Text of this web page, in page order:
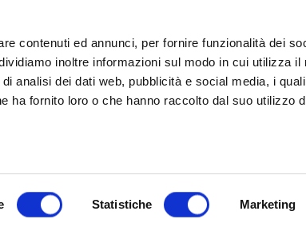
contenuti ed annunci, per fornire funzionalità dei
inoltre informazioni sul modo in cui utilizza il
analisi dei dati web, pubblicità e social media, i
ha fornito loro o che hanno raccolto dal suo utilizzo
Statistiche Marketing
STRADA
GRAVEL
URBAN
PROPOSTE
ESPERIENZE
BENESSERE
BIKE LAB
BIKE HOTEL
BIKE ECONOMY
Cookie Policy Privacy Policy